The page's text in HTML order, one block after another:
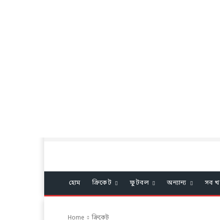
হোম ক্রিকেট ফুটবল অন্যান্য সব
Home ক্রিকেট